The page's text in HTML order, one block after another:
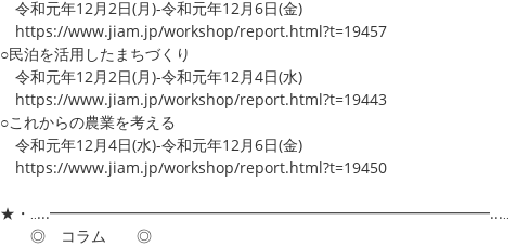
令和元年12月2日(月)-令和元年12月6日(金)
https://www.jiam.jp/workshop/report.html?t=19457
○民泊を活用したまちづくり
令和元年12月2日(月)-令和元年12月4日(水)
https://www.jiam.jp/workshop/report.html?t=19443
○これからの農業を考える
令和元年12月4日(水)-令和元年12月6日(金)
https://www.jiam.jp/workshop/report.html?t=19450
★・‥...━━━━━━━━━━━━━━━━━━━━━━━━━━━━━...‥
◎ コラム ◎